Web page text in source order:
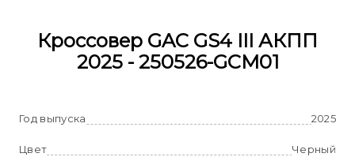
Кроссовер GAC GS4 III АКПП
2025 - 250526-GCM01
Год выпуска 2025
Цвет Черный